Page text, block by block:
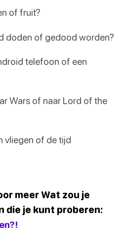
of fruit?
doden of gedood worden?
telefoon of een
Wars of naar Lord of the
vliegen of de tijd
meer Wat zou je
die je kunt proberen: